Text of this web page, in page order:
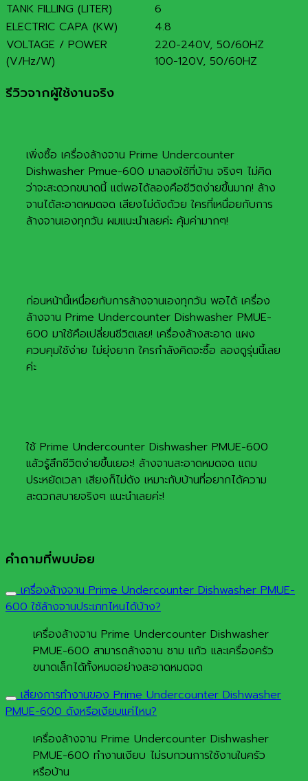
TANK FILLING (LITER)
6
ELECTRIC CAPA (KW)
4.8
VOLTAGE / POWER
(V/Hz/W)
220-240V, 50/60HZ
100-120V, 50/60HZ
รีวิวจากผู้ใช้งานจริง
เพิ่งซื้อ เครื่องล้างจาน Prime Undercounter
Dishwasher Pmue-600 มาลองใช้ที่บ้าน จริงๆ ไม่คิด
ว่าจะสะดวกขนาดนี้ แต่พอได้ลองคือชีวิตง่ายขึ้นมาก! ล้าง
จานได้สะอาดหมดจด เสียงไม่ดังด้วย ใครที่เหนื่อยกับการ
ล้างจานเองทุกวัน ผมแนะนำเลยค่ะ คุ้มค่ามากๆ!
ก่อนหน้านี้เหนื่อยกับการล้างจานเองทุกวัน พอได้ เครื่อง
ล้างจาน Prime Undercounter Dishwasher PMUE-
600 มาใช้คือเปลี่ยนชีวิตเลย! เครื่องล้างสะอาด แผง
ควบคุมใช้ง่าย ไม่ยุ่งยาก ใครกำลังคิดจะซื้อ ลองดูรุ่นนี้เลย
ค่ะ
ใช้ Prime Undercounter Dishwasher PMUE-600
แล้วรู้สึกชีวิตง่ายขึ้นเยอะ! ล้างจานสะอาดหมดจด แถม
ประหยัดเวลา เสียงก็ไม่ดัง เหมาะกับบ้านที่อยากได้ความ
สะดวกสบายจริงๆ แนะนำเลยค่ะ!
คำถามที่พบบ่อย
เครื่องล้างจาน Prime Undercounter Dishwasher PMUE-
600 ใช้ล้างจานประเภทไหนได้บ้าง?
เครื่องล้างจาน Prime Undercounter Dishwasher
PMUE-600 สามารถล้างจาน ชาม แก้ว และเครื่องครัว
ขนาดเล็กได้ทั้งหมดอย่างสะอาดหมดจด
เสียงการทำงานของ Prime Undercounter Dishwasher
PMUE-600 ดังหรือเงียบแค่ไหน?
เครื่องล้างจาน Prime Undercounter Dishwasher
PMUE-600 ทำงานเงียบ ไม่รบกวนการใช้งานในครัว
หรือบ้าน